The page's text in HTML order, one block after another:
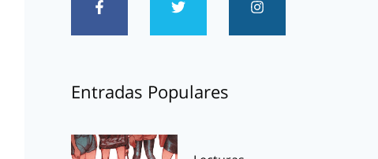
Entradas Populares